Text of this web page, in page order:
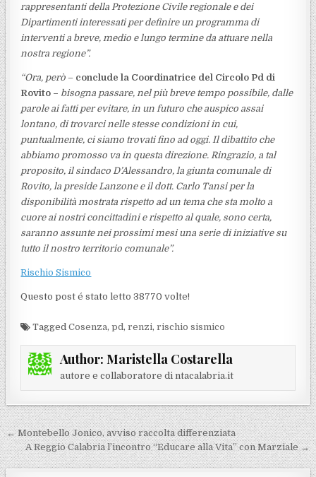
rappresentanti della Protezione Civile regionale e dei
Dipartimenti interessati per definire un programma di
interventi a breve, medio e lungo termine da attuare nella
nostra regione”.
“Ora, però – conclude la Coordinatrice del Circolo Pd di
Rovito – bisogna passare, nel più breve tempo possibile, dalle
parole ai fatti per evitare, in un futuro che auspico assai
lontano, di trovarci nelle stesse condizioni in cui,
puntualmente, ci siamo trovati fino ad oggi. Il dibattito che
abbiamo promosso va in questa direzione. Ringrazio, a tal
proposito, il sindaco D’Alessandro, la giunta comunale di
Rovito, la preside Lanzone e il dott. Carlo Tansi per la
disponibilità mostrata rispetto ad un tema che sta molto a
cuore ai nostri concittadini e rispetto al quale, sono certa,
saranno assunte nei prossimi mesi una serie di iniziative su
tutto il nostro territorio comunale”.
Rischio Sismico
Questo post é stato letto 38770 volte!
TaggedCosenza,pd,renzi,rischio sismico
Author: Maristella Costarella
autore e collaboratore di ntacalabria.it
Navigazione articoli
← Montebello Jonico, avviso raccolta differenziata
A Reggio Calabria l’incontro “Educare alla Vita” con Marziale →